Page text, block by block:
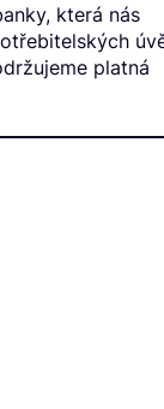
která nás
platná